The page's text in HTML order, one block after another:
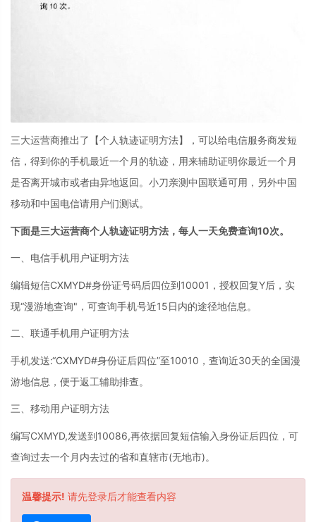
三大运营商推出了【个人轨迹证明方法】，可以给电信服务商发短
信，得到你的手机最近一个月的轨迹，用来辅助证明你最近一个月
是否离开城市或者由异地返回。小刀亲测中国联通可用，另外中国
移动和中国电信请用户们测试。
下面是三大运营商个人轨迹证明方法，每人一天免费查询10次。
一、电信手机用户证明方法
编辑短信CXMYD#身份证号码后四位到10001，授权回复Y后，实
现“漫游地查询"，可查询手机号近15日内的途径地信息。
二、联通手机用户证明方法
手机发送:“CXMYD#身份证后四位”至10010，查询近30天的全国漫
游地信息，便于返工辅助排查。
三、移动用户证明方法
编写CXMYD,发送到10086,再依据回复短信输入身份证后四位，可
查询过去一个月内去过的省和直辖市(无地市)。
温馨提示! 请先登录后才能查看内容